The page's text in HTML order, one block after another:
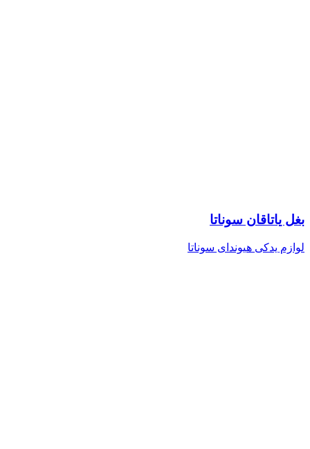
بغل یاتاقان سوناتا
لوازم یدکی هیوندای سوناتا